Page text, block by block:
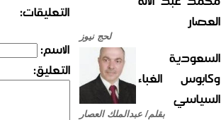
العصار
لحج نيوز
السعودية
وكابوس الغباء
السياسي
بقلم/ عبدالملك العصار
التعليقات:
الاسم:
التعليق: